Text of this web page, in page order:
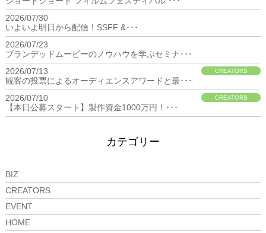
2026/07/30
いよいよ明日から配信！SSFF &･･･
2026/07/23
ブランデッドムービーのノウハウを学ぶセミナ･･･
2026/07/13
CREATORS
観客の投票によるオーディエンスアワードと最･･･
2026/07/10
CREATORS
【本日公募スタート】製作資金1000万円！･･･
カテゴリー
BIZ
CREATORS
EVENT
HOME